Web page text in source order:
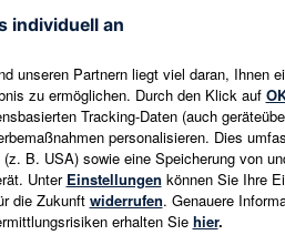
Trends,
jederzeit in
E-Mail-Adresse
Es gelten die